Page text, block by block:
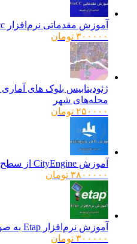
آموزش مقدماتی نرم‌افزار Wincc به صورت تصویری
۳۰۰۰۰۰ تومان
محله‌های شهر
۲۵۰۰۰۰ تومان
آموزش CityEngine از سطح مقدماتی تا پیشرفته
۳۸۰۰۰۰۰ تومان
آموزش نرم‌افزار Etap به صورت تصویری
۳۰۰۰۰۰ تومان